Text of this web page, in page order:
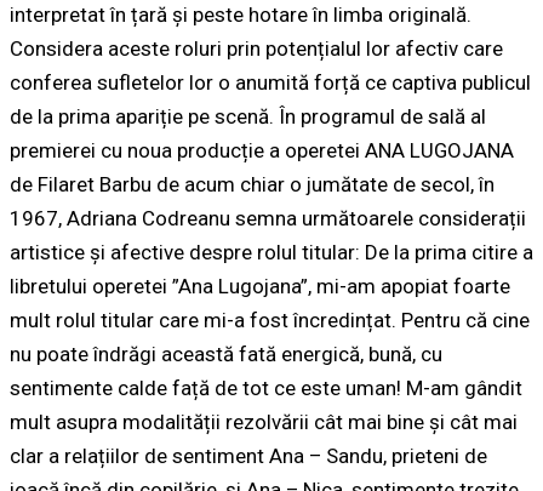
interpretat în țară și peste hotare în limba originală.
Considera aceste roluri prin potențialul lor afectiv care
conferea sufletelor lor o anumită forță ce captiva publicul
de la prima apariție pe scenă. În programul de sală al
premierei cu noua producție a operetei ANA LUGOJANA
de Filaret Barbu de acum chiar o jumătate de secol, în
1967, Adriana Codreanu semna următoarele considerații
artistice și afective despre rolul titular: De la prima citire a
libretului operetei ”Ana Lugojana”, mi-am apopiat foarte
mult rolul titular care mi-a fost încredințat. Pentru că cine
nu poate îndrăgi această fată energică, bună, cu
sentimente calde față de tot ce este uman! M-am gândit
mult asupra modalității rezolvării cât mai bine și cât mai
clar a relațiilor de sentiment Ana – Sandu, prieteni de